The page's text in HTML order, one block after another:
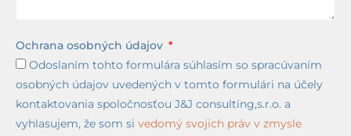
Ochrana osobných údajov
Odoslaním tohto formulára súhlasím so spracúvaním
osobných údajov uvedených v tomto formulári na účely
kontaktovania spoločnosťou J&J consulting,s.r.o. a
vyhlasujem, že som si vedomý svojich práv v zmysle